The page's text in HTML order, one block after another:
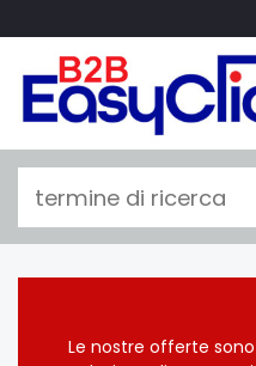
Le nostre offerte